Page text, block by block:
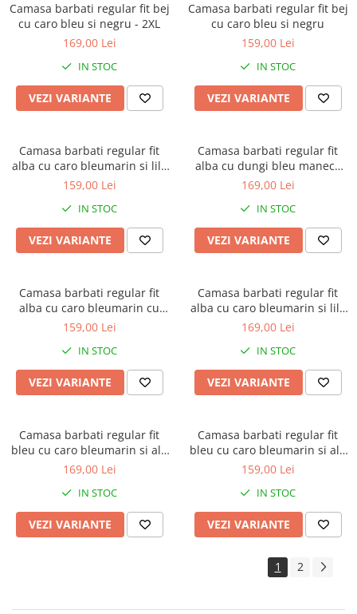
Camasa barbati regular fit bej
cu caro bleu si negru - 2XL
169,00 Lei
IN STOC
VEZI VARIANTE
Camasa barbati regular fit bej
cu caro bleu si negru
159,00 Lei
IN STOC
VEZI VARIANTE
Camasa barbati regular fit
alba cu caro bleumarin si lila
cu maneca scurta
159,00 Lei
IN STOC
VEZI VARIANTE
Camasa barbati regular fit
alba cu dungi bleu maneca
scurta - 2XL
169,00 Lei
IN STOC
VEZI VARIANTE
Camasa barbati regular fit
alba cu caro bleumarin cu
maneca scurta
159,00 Lei
IN STOC
VEZI VARIANTE
Camasa barbati regular fit
alba cu caro bleumarin si lila
cu maneca scurta - 2XL-3XL
169,00 Lei
IN STOC
VEZI VARIANTE
Camasa barbati regular fit
bleu cu caro bleumarin si alb
cu maneca scurta - 2XL-3XL
169,00 Lei
IN STOC
VEZI VARIANTE
Camasa barbati regular fit
bleu cu caro bleumarin si alb
cu maneca scurta
159,00 Lei
IN STOC
VEZI VARIANTE
1 2